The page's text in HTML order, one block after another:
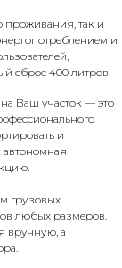
проживания, так и
и
сброс 400 литров.
Ваш участок — это
и
автономная
грузовых
любых размеров.
вручную, а